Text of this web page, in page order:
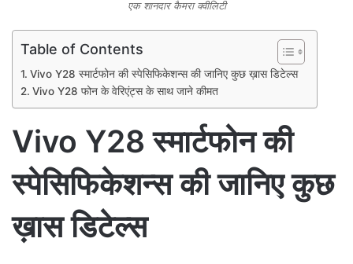
एक शानदार कैमरा क्वीलिटी
Table of Contents
Vivo Y28 स्मार्टफोन की स्पेसिफिकेशन्स की जानिए कुछ ख़ास डिटेल्स
Vivo Y28 फोन के वेरिएंट्स के साथ जाने कीमत
Vivo Y28 स्मार्टफोन की
स्पेसिफिकेशन्स की जानिए कुछ
ख़ास डिटेल्स